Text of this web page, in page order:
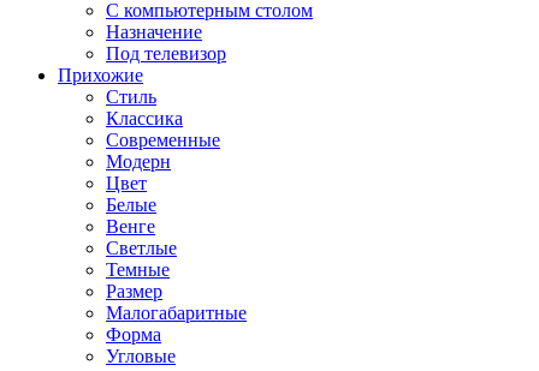
С компьютерным столом
Назначение
Под телевизор
Прихожие
Стиль
Классика
Современные
Модерн
Цвет
Белые
Венге
Светлые
Темные
Размер
Малогабаритные
Форма
Угловые